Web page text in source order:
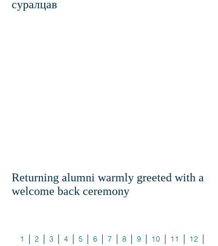
суралцав
Returning alumni warmly greeted with a
welcome back ceremony
1 2 3 4 5 6 7 8 9 10 11 12